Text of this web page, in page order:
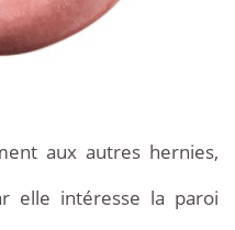
aux autres hernies,
elle intéresse la paroi